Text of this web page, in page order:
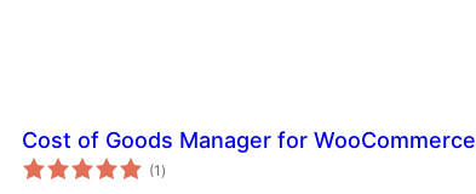
Cost of Goods Manager for WooCommerce
(1 celkové
hodnocení
)